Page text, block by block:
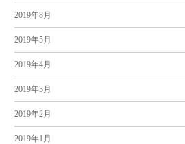
2019年8月
2019年5月
2019年4月
2019年3月
2019年2月
2019年1月